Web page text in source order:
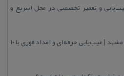
و تعمیر تخصصی در محل (سریع و
تعمیرگاه تخصصی كوییك در مشهد | عیب‌یابی حرفه‌ای و امداد فوری با ۱۰